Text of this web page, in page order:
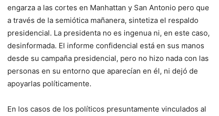
engarza a las cortes en Manhattan y San Antonio pero que
a través de la semiótica mañanera, sintetiza el respaldo
presidencial. La presidenta no es ingenua ni, en este caso,
desinformada. El informe confidencial está en sus manos
desde su campaña presidencial, pero no hizo nada con las
personas en su entorno que aparecían en él, ni dejó de
apoyarlas políticamente.
En los casos de los políticos presuntamente vinculados al